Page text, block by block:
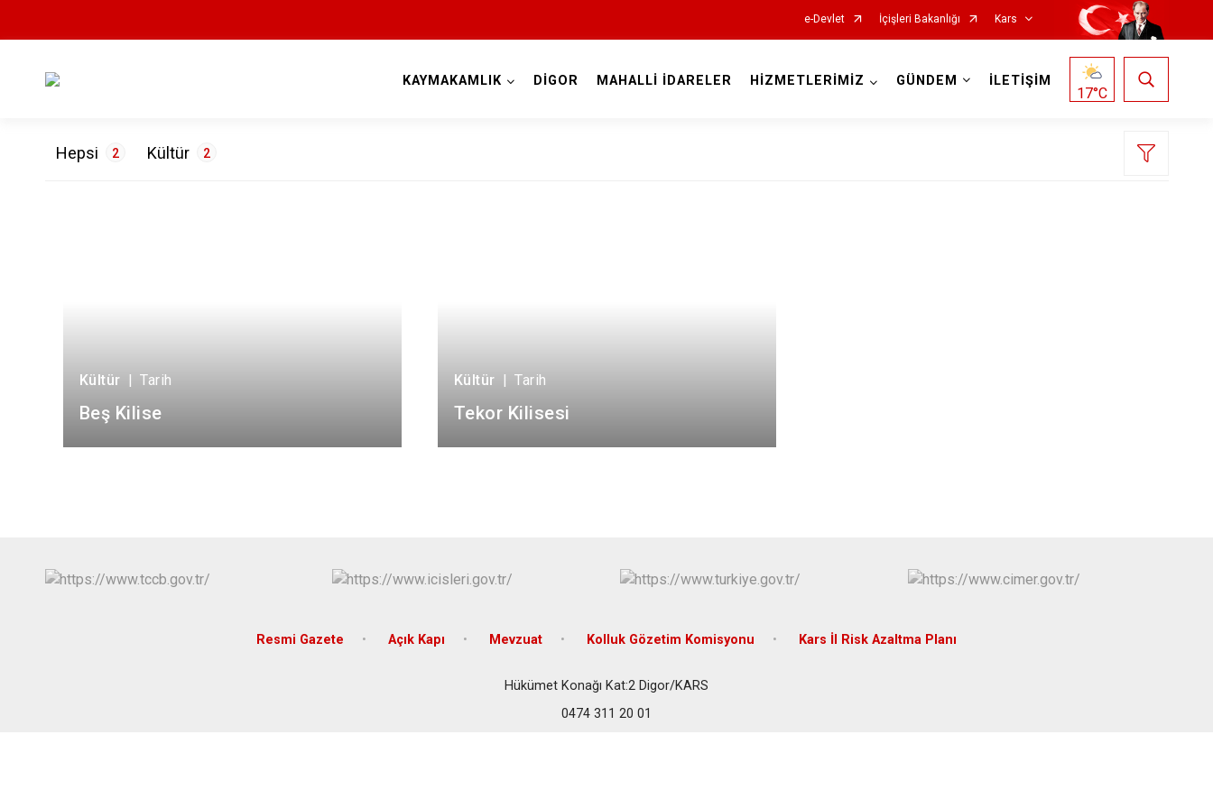
e-Devlet İçişleri Bakanlığı Kars
KAYMAKAMLIK DİGOR MAHALLİ İDARELER HİZMETLERİMİZ GÜNDEM İLETİŞİM
17°C
Hepsi 2 Kültür 2
Kültür | Tarih
Beş Kilise
Kültür | Tarih
Tekor Kilisesi
Resmi Gazete Açık Kapı Mevzuat Kolluk Gözetim Komisyonu Kars İl Risk Azaltma Planı
Hükümet Konağı Kat:2 Digor/KARS
0474 311 20 01